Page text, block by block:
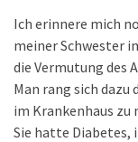
Ich erinnere mich
meiner Schwester
die Vermutung des
Man rang sich
im Krankenhaus zu
Sie hatte Diabetes,